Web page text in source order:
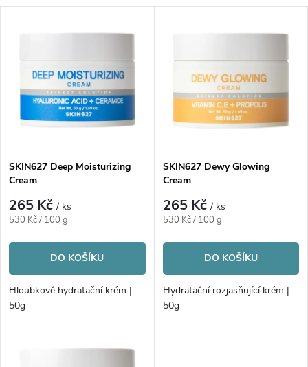
n
p
r
o
d
u
p
s
p
r
o
d
u
SKIN627 Deep Moisturizing
Cream
265 Kč/ ks
Měrná
530 Kč / 100 g
DO KOŠÍKU
Hloubkově hydratační krém |
50g
SKIN627 Dewy Glowing
Cream
265 Kč/ ks
Měrná
530 Kč / 100 g
DO KOŠÍKU
Hydratační rozjasňující krém |
50g